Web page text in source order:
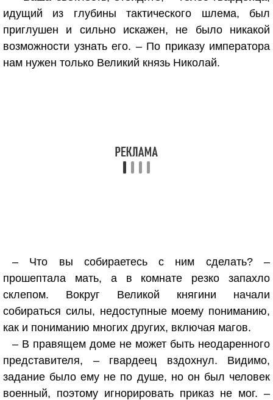
идущий из глубины тактического шлема, был
приглушен и сильно искажен, не было никакой
возможности узнать его. – По приказу императора
нам нужен только Великий князь Николай.
– Что вы собираетесь с ним сделать? –
прошептала мать, а в комнате резко запахло
склепом. Вокруг Великой княгини начали
собираться силы, недоступные моему пониманию,
как и пониманию многих других, включая магов.
– В правящем доме не может быть неодаренного
представителя, – гвардеец вздохнул. Видимо,
задание было ему не по душе, но он был человек
военный, поэтому игнорировать приказ не мог. –